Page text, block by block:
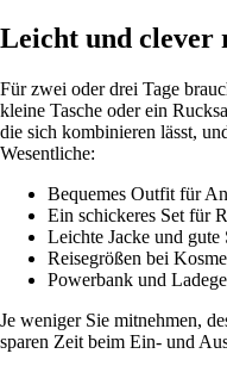
Leicht und clever
Für zwei oder drei Tage
kleine Tasche oder ein
die sich kombinieren lässt,
Wesentliche:
Bequemes Outfit für
Ein schickeres Set für
Leichte Jacke und gute
Reisegrößen bei
Powerbank und
Je weniger Sie mitnehmen,
sparen Zeit beim Ein- und